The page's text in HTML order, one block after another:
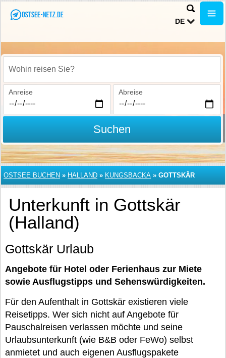
DE
Wohin reisen Sie?
Anreise Abreise
Suchen
OSTSEE BUCHEN » HALLAND » KUNGSBACKA » GOTTSKÄR
Unterkunft in Gottskär
(Halland)
Gottskär Urlaub
Angebote für Hotel oder Ferienhaus zur Miete
sowie Ausflugstipps und Sehenswürdigkeiten.
Für den Aufenthalt in Gottskär existieren viele
Reisetipps. Wer sich nicht auf Angebote für
Pauschalreisen verlassen möchte und seine
Urlaubsunterkunft (wie B&B oder FeWo) selbst
anmietet und auch eigenen Ausflugspakete